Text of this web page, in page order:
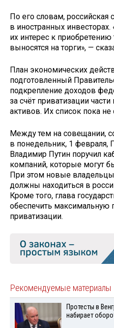
По его словам, российская
в иностранных
их интерес к
выносятся на торги», —
План экономических
подготовленный
подкрепление доходов
за счёт приватизации
активов. Их список пока не
Между тем на совещании,
в понедельник, 1 февраля,
Владимир Путин поручил
компаний, которые могут
При этом новые
должны находиться в
Кроме того, глава
обеспечить максимальную
приватизации.
Рекомендуемые материалы
Протесты в
набирает